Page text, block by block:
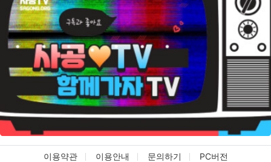
이용약관 이용안내 문의하기 PC버전